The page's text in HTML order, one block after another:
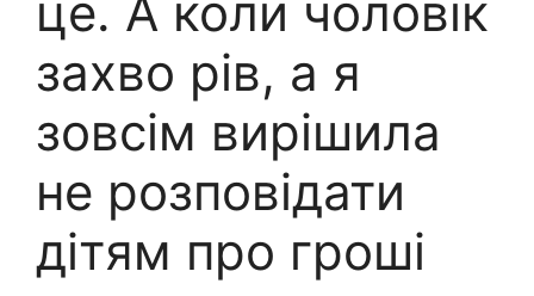
це. А коли чоловік
захво рів, а я
зовсім вирішила
не розповідати
дітям про гроші